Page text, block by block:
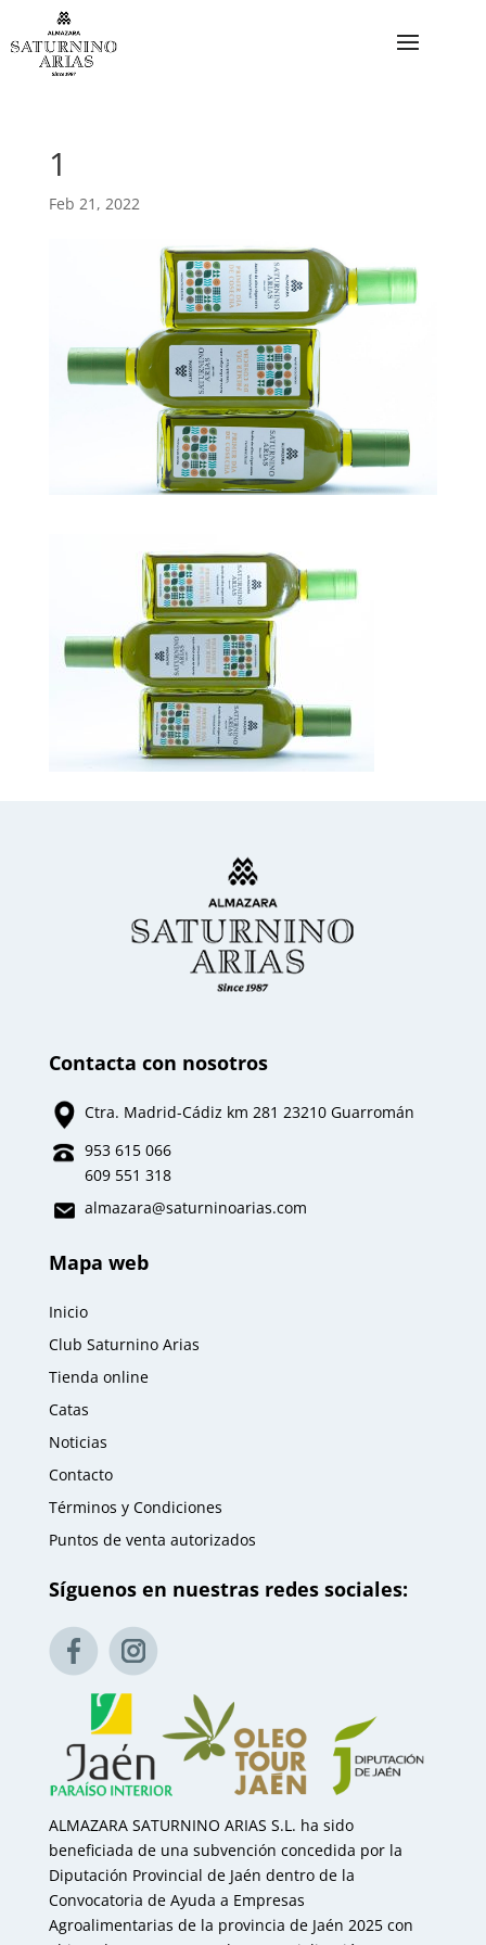
1
Feb 21, 2022
Contacta con nosotros
Ctra. Madrid-Cádiz km 281 23210 Guarromán
953 615 066
609 551 318
almazara@saturninoarias.com
Mapa web
Inicio
Club Saturnino Arias
Tienda online
Catas
Noticias
Contacto
Términos y Condiciones
Puntos de venta autorizados
Síguenos en nuestras redes sociales:
ALMAZARA SATURNINO ARIAS S.L. ha sido
beneficiada de una subvención concedida por la
Diputación Provincial de Jaén dentro de la
Convocatoria de Ayuda a Empresas
Agroalimentarias de la provincia de Jaén 2025 con